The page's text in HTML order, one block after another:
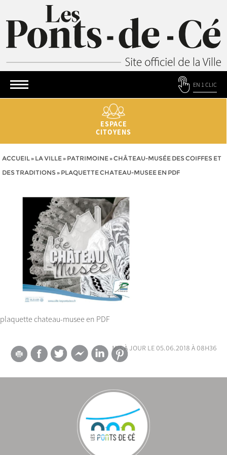
EN 1 CLIC
ESPACE
CITOYENS
ACCUEIL» LA VILLE» PATRIMOINE»CHÂTEAU-MUSÉE DES COIFFES ET
DES TRADITIONS» PLAQUETTE CHATEAU-MUSEE EN PDF
plaquette chateau-musee en PDF
mis à jour le 05.06.2018 à 08h36